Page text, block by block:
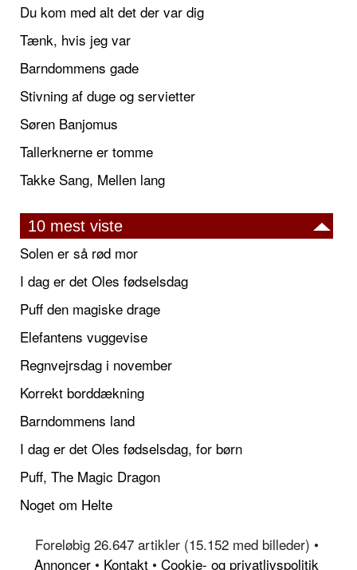
Du kom med alt det der var dig
Tænk, hvis jeg var
Barndommens gade
Stivning af duge og servietter
Søren Banjomus
Tallerknerne er tomme
Takke Sang, Mellen lang
10 mest viste
Solen er så rød mor
I dag er det Oles fødselsdag
Puff den magiske drage
Elefantens vuggevise
Regnvejrsdag i november
Korrekt borddækning
Barndommens land
I dag er det Oles fødselsdag, for børn
Puff, The Magic Dragon
Noget om Helte
Foreløbig 26.647 artikler (15.152 med billeder) •
Annoncer • Kontakt • Cookie- og privatlivspolitik